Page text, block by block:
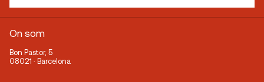
On som
Bon Pastor, 5
08021 · Barcelona